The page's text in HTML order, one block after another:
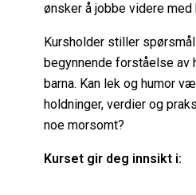
ønsker å jobbe videre
Kursholder stiller
begynnende forståelse
barna. Kan lek og humor
holdninger, verdier og
noe morsomt?
Kurset gir deg innsikt i: